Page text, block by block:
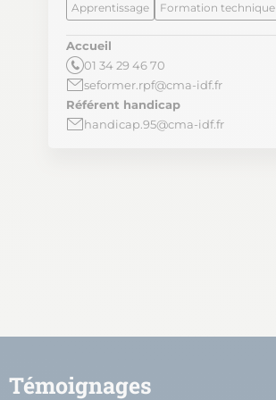
Apprentissage Formation technique
Accueil
01 34 29 46 70
seformer.rpf@cma-idf.fr
Référent handicap
handicap.95@cma-idf.fr
Témoignages